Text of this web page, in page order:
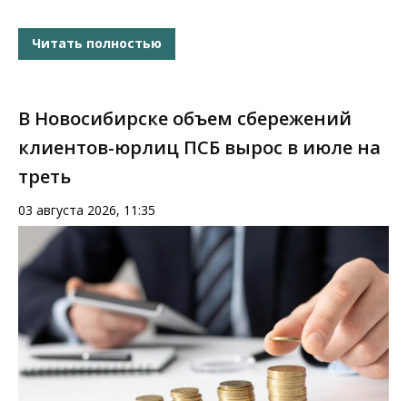
Читать полностью
В Новосибирске объем сбережений
клиентов-юрлиц ПСБ вырос в июле на
треть
03 августа 2026, 11:35